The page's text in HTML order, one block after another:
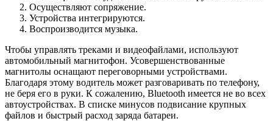
Осуществляют сопряжение.
Устройства интегрируются.
Воспроизводится музыка.
Чтобы управлять треками и видеофайлами, используют
автомобильный магнитофон. Усовершенствованные
магнитолы оснащают переговорными устройствами.
Благодаря этому водитель может разговаривать по телефону,
не беря его в руки. К сожалению, Bluetooth имеется не во всех
автоустройствах. В списке минусов подвисание крупных
файлов и быстрый расход заряда батареи.